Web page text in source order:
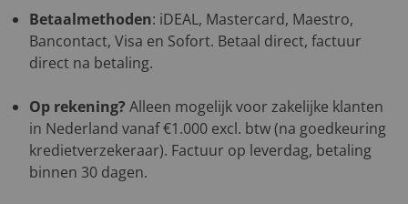
Betaalmethoden: iDEAL, Mastercard, Maestro,
Bancontact, Visa en Sofort. Betaal direct, factuur
direct na betaling.
Op rekening? Alleen mogelijk voor zakelijke klanten
in Nederland vanaf €1.000 excl. btw (na goedkeuring
kredietverzekeraar). Factuur op leverdag, betaling
binnen 30 dagen.